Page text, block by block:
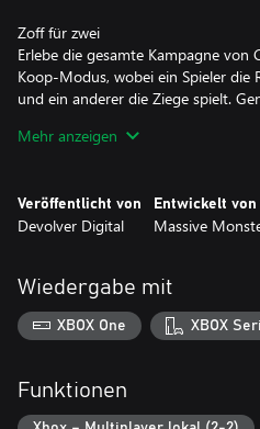
Zoff für zwei
Erlebe die gesamte Kampagne
Koop-Modus, wobei ein Spieler die
und ein anderer die Ziege spielt.
wählt unter einer Fülle von
Persönlichkeitskult
Anhängereigenschaften hinzu, die
unberechenbarer und
können an Schlaflosigkeit leiden,
Freunde aus dem Gefängnis
mit einem Fluch belegt werden.
Mehr anzeigen
Veröffentlicht von
Devolver Digital
Entwickelt von
Massive
Wiedergabe mit
XBOX One XBOX
Funktionen